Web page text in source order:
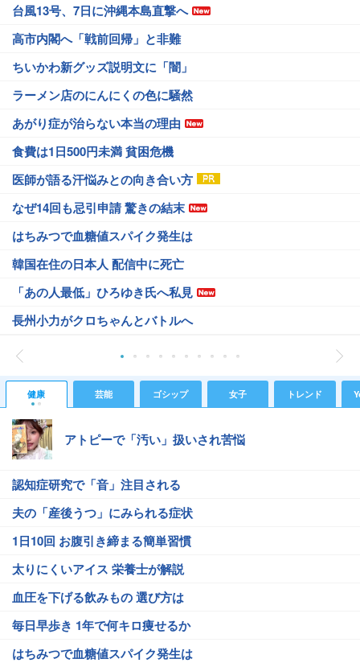
台風13号、7日に沖縄本島直撃へ
高市内閣へ「戦前回帰」と非難
ちいかわ新グッズ説明文に「闇」
ラーメン店のにんにくの色に騒然
あがり症が治らない本当の理由
食費は1日500円未満 貧困危機
医師が語る汗悩みとの向き合い方
なぜ14回も忌引申請 驚きの結末
はちみつで血糖値スパイク発生は
韓国在住の日本人 配信中に死亡
「あの人最低」ひろゆき氏へ私見
長州小力がクロちゃんとバトルへ
健康 芸能 ゴシップ 女子 トレンド
アトピーで「汚い」扱いされ苦悩
認知症研究で「音」注目される
夫の「産後うつ」にみられる症状
1日10回 お腹引き締まる簡単習慣
太りにくいアイス 栄養士が解説
血圧を下げる飲みもの 選び方は
毎日早歩き 1年で何キロ痩せるか
はちみつで血糖値スパイク発生は